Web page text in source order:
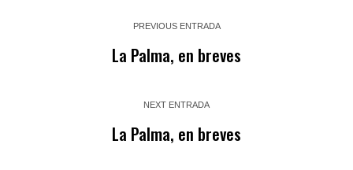
PREVIOUS ENTRADA
La Palma, en breves
NEXT ENTRADA
La Palma, en breves